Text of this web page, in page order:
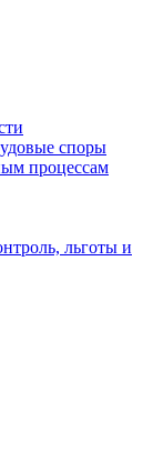
споры
процессам
льготы и